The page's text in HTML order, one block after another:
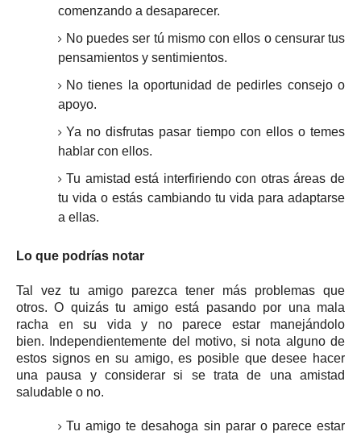
comenzando a desaparecer.
No puedes ser tú mismo con ellos o censurar tus
pensamientos y sentimientos.
No tienes la oportunidad de pedirles consejo o
apoyo.
Ya no disfrutas pasar tiempo con ellos o temes
hablar con ellos.
Tu amistad está interfiriendo con otras áreas de
tu vida o estás cambiando tu vida para adaptarse
a ellas.
Lo que podrías notar
Tal vez tu amigo parezca tener más problemas que
otros.O quizás tu amigo está pasando por una mala
racha en su vida y no parece estar manejándolo
bien.
Independientemente del motivo, si nota alguno de
estos signos en su amigo, es posible que desee hacer
una pausa y considerar si se trata de una amistad
saludable o no.
Tu amigo te desahoga sin parar o parece estar